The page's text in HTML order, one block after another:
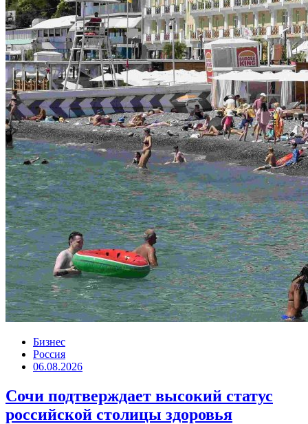
Бизнес
Россия
06.08.2026
Сочи подтверждает высокий статус
российской столицы здоровья